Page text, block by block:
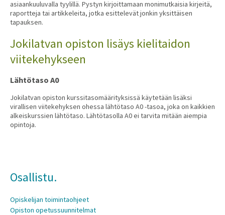
asiaankuuluvalla tyylillä. Pystyn kirjoittamaan monimutkaisia kirjeitä,
raportteja tai artikkeleita, jotka esittelevät jonkin yksittäisen
tapauksen.
Jokilatvan opiston lisäys kielitaidon
viitekehykseen
Lähtötaso A0
Jokilatvan opiston kurssitasomäärityksissä käytetään lisäksi
virallisen viitekehyksen ohessa lähtötaso A0 -tasoa, joka on kaikkien
alkeiskurssien lähtötaso. Lähtötasolla A0 ei tarvita mitään aiempia
opintoja.
Osallistu.
Opiskelijan toimintaohjeet
Opiston opetussuunnitelmat